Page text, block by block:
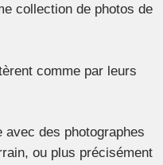
collection de photos de
comme par leurs
avec des photographes
ou plus précisément